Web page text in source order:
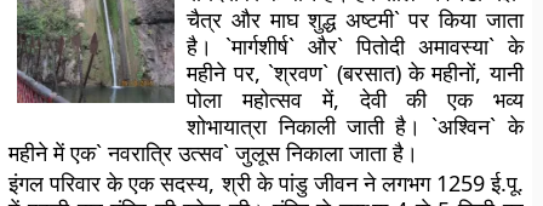
चैत्र और माघ शुद्ध अष्टमी` पर किया जाता
है। `मार्गशीर्ष` और` पितोदी अमावस्या` के
महीने पर, `श्रवण` (बरसात) के महीनों, यानी
पोला महोत्सव में, देवी की एक भव्य
शोभायात्रा निकाली जाती है। `अश्विन` के
महीने में एक` नवरात्रि उत्सव` जुलूस निकाला जाता है।
इंगल परिवार के एक सदस्य, श्री के पांडु जीवन ने लगभग 1259 ई.पू.